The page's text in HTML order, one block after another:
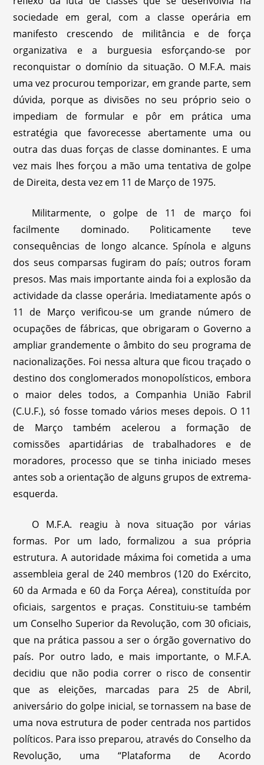
sociedade em geral, com a classe operária em
manifesto crescendo de militância e de força
organizativa e a burguesia esforçando-se por
reconquistar o domínio da situação. O M.F.A. mais
uma vez procurou temporizar, em grande parte, sem
dúvida, porque as divisões no seu próprio seio o
impediam de formular e pôr em prática uma
estratégia que favorecesse abertamente uma ou
outra das duas forças de classe dominantes. E uma
vez mais lhes forçou a mão uma tentativa de golpe
de Direita, desta vez em 11 de Março de 1975.
Militarmente, o golpe de 11 de março foi
facilmente dominado. Politicamente teve
consequências de longo alcance. Spínola e alguns
dos seus comparsas fugiram do país; outros foram
presos. Mas mais importante ainda foi a explosão da
actividade da classe operária. Imediatamente após o
11 de Março verificou-se um grande número de
ocupações de fábricas, que obrigaram o Governo a
ampliar grandemente o âmbito do seu programa de
nacionalizações. Foi nessa altura que ficou traçado o
destino dos conglomerados monopolísticos, embora
o maior deles todos, a Companhia União Fabril
(C.U.F.), só fosse tomado vários meses depois. O 11
de Março também acelerou a formação de
comissões apartidárias de trabalhadores e de
moradores, processo que se tinha iniciado meses
antes sob a orientação de alguns grupos de extrema-
esquerda.
O M.F.A. reagiu à nova situação por várias
formas. Por um lado, formalizou a sua própria
estrutura. A autoridade máxima foi cometida a uma
assembleia geral de 240 membros (120 do Exército,
60 da Armada e 60 da Força Aérea), constituída por
oficiais, sargentos e praças. Constituiu-se também
um Conselho Superior da Revolução, com 30 oficiais,
que na prática passou a ser o órgão governativo do
país. Por outro lado, e mais importante, o M.F.A.
decidiu que não podia correr o risco de consentir
que as eleições, marcadas para 25 de Abril,
aniversário do golpe inicial, se tornassem na base de
uma nova estrutura de poder centrada nos partidos
políticos. Para isso preparou, através do Conselho da
Revolução, uma “Plataforma de Acordo